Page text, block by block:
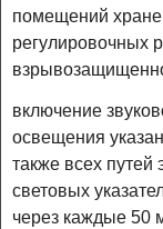
помещений
регулировочных
включение
освещения
также всех путей
световых
через каждые 50